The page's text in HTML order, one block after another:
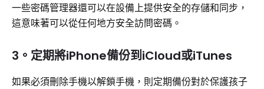
一些密碼管理器還可以在設備上提供安全的存儲和同步，
這意味著可以從任何地方安全訪問密碼。
3。定期將iPhone備份到iCloud或iTunes
如果必須刪除手機以解鎖手機，則定期備份對於保護孩子